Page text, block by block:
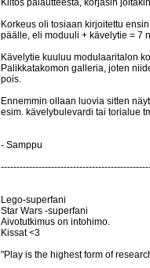
Kiitos palautteesta, korjasin
Korkeus oli tosiaan kirjoitettu
päälle, eli moduuli + kävelytie = 7
Kävelytie kuuluu modulaaritalon
Palikkatakomon galleria, joten
pois.
Ennemmin ollaan luovia sitten
esim. kävelybulevardi tai torialue
- Samppu
Lego-superfani
Star Wars -superfani
Aivotutkimus on intohimo.
Kissat <3
"Play is the highest form of